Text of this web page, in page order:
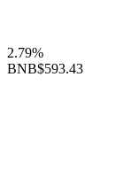
2.79%
BNB$593.43